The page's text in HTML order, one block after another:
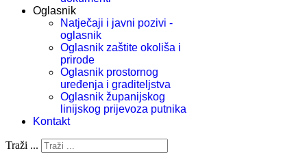
Oglasnik
Natječaji i javni pozivi -
oglasnik
Oglasnik zaštite okoliša i
prirode
Oglasnik prostornog
uređenja i graditeljstva
Oglasnik županijskog
linijskog prijevoza putnika
Kontakt
Traži ...